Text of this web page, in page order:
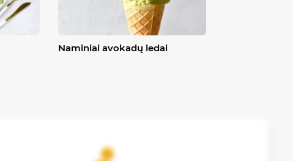
Naminiai avokadų ledai